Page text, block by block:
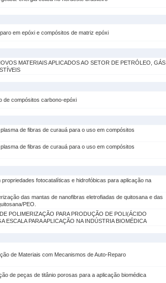
em epóxi e compósitos de matriz epóxi
MATERIAIS APLICADOS AO SETOR DE PETRÓLEO, GÁS
de compósitos carbono-epóxi
de fibras de curauá para o uso em compósitos
de fibras de curauá para o uso em compósitos
fotocatalíticas e hidrofóbicas para aplicação na
das mantas de nanofibras eletrofiadas de quitosana e das
PEO.
POLIMERIZAÇÃO PARA PRODUÇÃO DE POLI(ÁCIDO
ESCALA PARA APLICAÇÃO NA INDÚSTRIA BIOMÉDICA
de Materiais com Mecanismos de Auto-Reparo
de peças de titânio porosas para a aplicação biomédica